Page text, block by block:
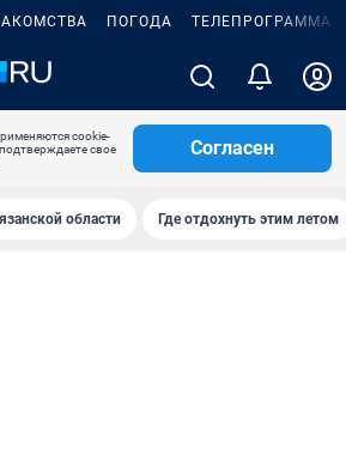
ПОГОДА ТЕЛЕПРОГРАММА
cookie-
свое
Согласен
области Где отдохнуть этим летом